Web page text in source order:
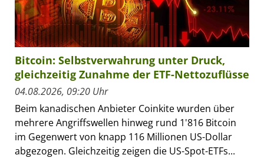
Bitcoin: Selbstverwahrung unter Druck,
gleichzeitig Zunahme der ETF-Nettozuflüsse
04.08.2026, 09:20 Uhr
Beim kanadischen Anbieter Coinkite wurden über
mehrere Angriffswellen hinweg rund 1'816 Bitcoin
im Gegenwert von knapp 116 Millionen US-Dollar
abgezogen. Gleichzeitig zeigen die US-Spot-ETFs...